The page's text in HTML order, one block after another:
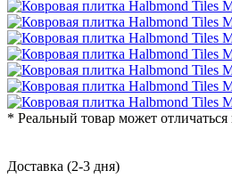
* Реальный товар может
Доставка (2-3 дня)